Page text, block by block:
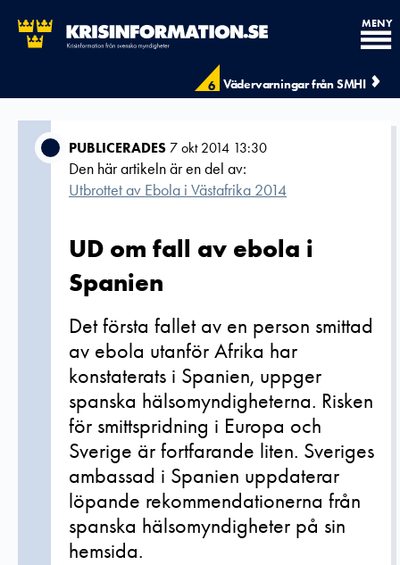
6 Vädervarningar från SMHI
MENY
PUBLICERADES 7 okt 2014 13:30
Den här artikeln är en del av:
Utbrottet av Ebola i Västafrika 2014
UD om fall av ebola i
Spanien
Det första fallet av en person smittad
av ebola utanför Afrika har
konstaterats i Spanien, uppger
spanska hälsomyndigheterna. Risken
för smittspridning i Europa och
Sverige är fortfarande liten. Sveriges
ambassad i Spanien uppdaterar
löpande rekommendationerna från
spanska hälsomyndigheter på sin
hemsida.